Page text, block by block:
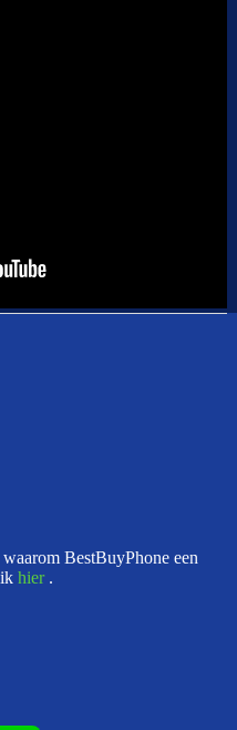
BestBuyPhone een
hier .